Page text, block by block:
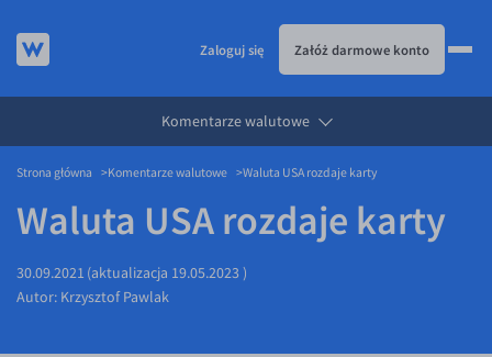
KURSY WALUT
Kursy walut
EUR/PLN
CHF/PLN
KARTA WIELOWALUTOWA
Karta wielowalutowa
PRZELEWY ZAGRANICZNE
DLA FIRM
Zaloguj się Załóż darmowe konto
Komentarze walutowe
Strona główna Komentarze walutowe Waluta USA rozdaje karty
Waluta USA rozdaje karty
30.09.2021 (aktualizacja 19.05.2023 )
Autor: Krzysztof Pawlak